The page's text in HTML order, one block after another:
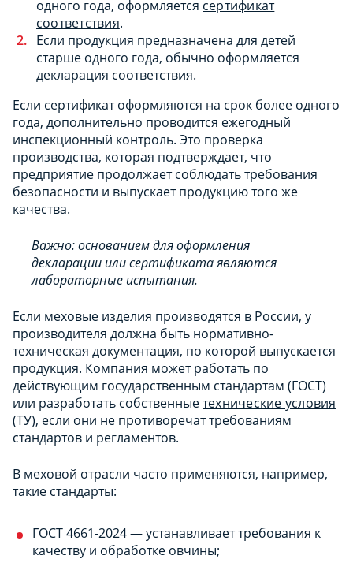
одного года, оформляется сертификат
соответствия.
Если продукция предназначена для детей
старше одного года, обычно оформляется
декларация соответствия.
Если сертификат оформляются на срок более одного
года, дополнительно проводится ежегодный
инспекционный контроль. Это проверка
производства, которая подтверждает, что
предприятие продолжает соблюдать требования
безопасности и выпускает продукцию того же
качества.
Важно: основанием для оформления
декларации или сертификата являются
лабораторные испытания.
Если меховые изделия производятся в России, у
производителя должна быть нормативно-
техническая документация, по которой выпускается
продукция. Компания может работать по
действующим государственным стандартам (ГОСТ)
или разработать собственныетехнические условия
(ТУ), если они не противоречат требованиям
стандартов и регламентов.
В меховой отрасли часто применяются, например,
такие стандарты:
ГОСТ 4661-2024 — устанавливает требования к
качеству и обработке овчины;